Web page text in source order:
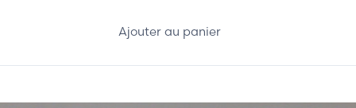
Ajouter au panier